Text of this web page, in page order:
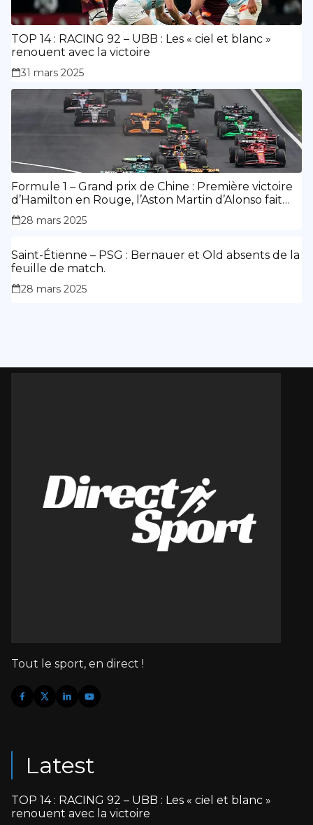
TOP 14 : RACING 92 – UBB : Les « ciel et blanc »
renouent avec la victoire
31 mars 2025
Formule 1 – Grand prix de Chine : Première victoire
d’Hamilton en Rouge, l’Aston Martin d’Alonso fait
des siennes.
28 mars 2025
Saint-Étienne – PSG : Bernauer et Old absents de la
feuille de match.
28 mars 2025
Tout le sport, en direct !
Latest
TOP 14 : RACING 92 – UBB : Les « ciel et blanc »
renouent avec la victoire